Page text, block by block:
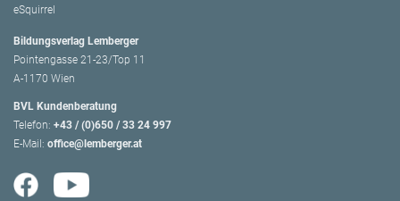
eSquirrel
Bildungsverlag Lemberger
Pointengasse 21-23/Top 11
A-1170 Wien
BVL Kundenberatung
Telefon: +43 / (0)650 / 33 24 997
E-Mail: office@lemberger.at